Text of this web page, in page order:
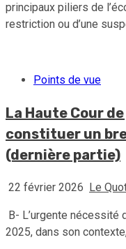
principaux piliers de
restriction ou d’une
Points de vue
La Haute Cour
constituer un
(dernière partie)
22 février 2026 Le
B- L’urgente nécessité
2025, dans son